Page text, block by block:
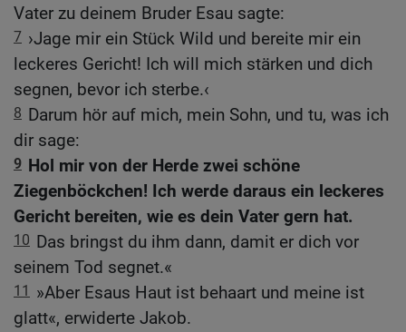
Vater zu deinem Bruder Esau sagte:
7 ›Jage mir ein Stück Wild und bereite mir ein
leckeres Gericht! Ich will mich stärken und dich
segnen, bevor ich sterbe.‹
8 Darum hör auf mich, mein Sohn, und tu, was ich
dir sage:
9 Hol mir von der Herde zwei schöne
Ziegenböckchen! Ich werde daraus ein leckeres
Gericht bereiten, wie es dein Vater gern hat.
10 Das bringst du ihm dann, damit er dich vor
seinem Tod segnet.«
11
»Aber Esaus Haut ist behaart und meine ist
glatt«, erwiderte Jakob.